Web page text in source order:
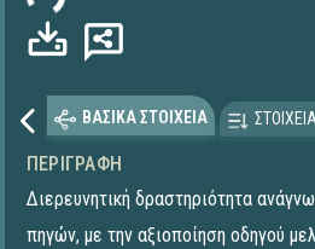
ΒΑΣΙΚΑ ΣΤΟΙΧΕΙΑ
ΠΕΡΙΓΡΑΦΉ
Διερευνητική δραστηριότητα
πηγών, με την αξιοποίηση οδηγού